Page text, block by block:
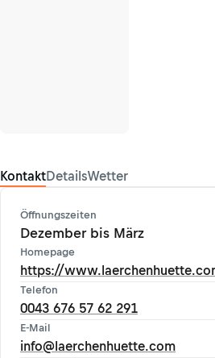
KontaktDetailsWetter
Öffnungszeiten
Dezember bis März
Homepage
https://
Telefon
0043 676 57 62 291
E-Mail
info@laerchenhuette.com